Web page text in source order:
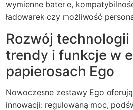
wymienne baterie,
ładowarek czy możliwość
Rozwój technologii
trendy i funkcje w e
papierosach Ego
Nowoczesne zestawy Ego
innowacji: regulowaną moc,